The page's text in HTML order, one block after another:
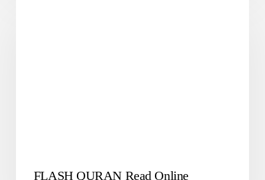
FLASH QURAN Read Online